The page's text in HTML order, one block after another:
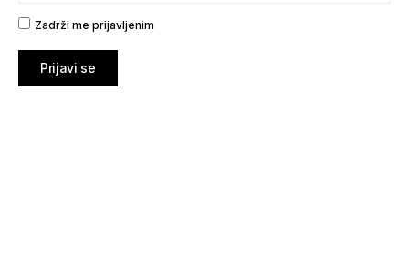
Zadrži me prijavljenim
Prijavi se